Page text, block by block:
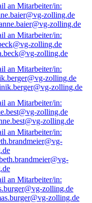
zolling.de
zolling.de
zolling.de
zolling.de
zolling.de